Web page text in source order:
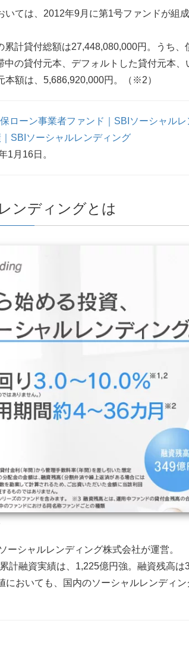
いては、2012年9月に第1号ファンドが組
計貸付総額は27,448,080,000円。うち、
中の貸付元本、デフォルトした貸付元本
本額は、5,686,920,000円。（※2）
ローン事業者ファンド｜SBIソーシャル
SBIソーシャルレンディング
1月16日。
ンディングとは
ーシャルレンディング株式会社が運営。
計融資実績は、1,225億円強。融資残高
においても、国内のソーシャルレンディ